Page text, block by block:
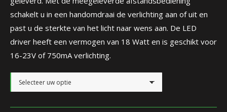
schakelt u in een handomdraai de verlichting aan of uit en
past u de sterkte van het licht naar wens aan. De LED
driver heeft een vermogen van 18 Watt en is geschikt voor
16-23V of 750mA verlichting.